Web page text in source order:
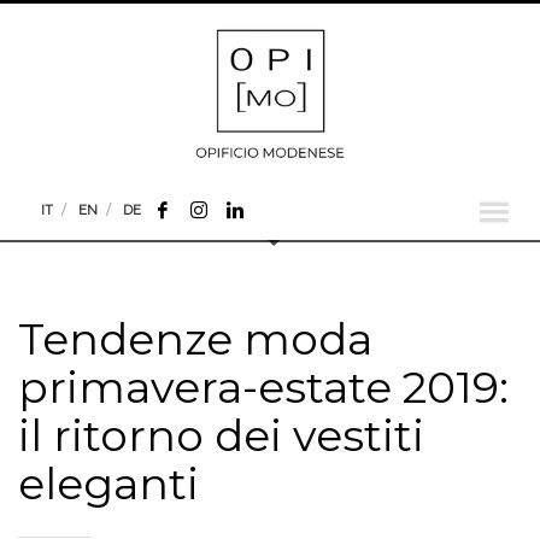
IT EN DE
Tendenze moda
primavera-estate 2019:
il ritorno dei vestiti
eleganti